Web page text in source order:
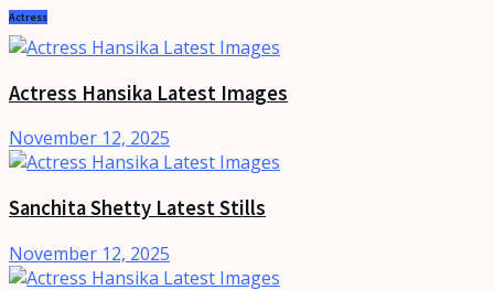
Actress
Actress Hansika Latest Images
November 12, 2025
Sanchita Shetty Latest Stills
November 12, 2025